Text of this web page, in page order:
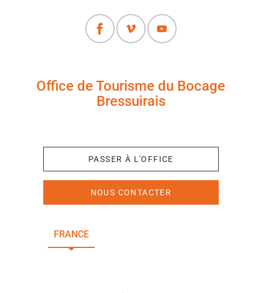
Office de Tourisme du Bocage
Bressuirais
PASSER À L'OFFICE
NOUS CONTACTER
FRANCE